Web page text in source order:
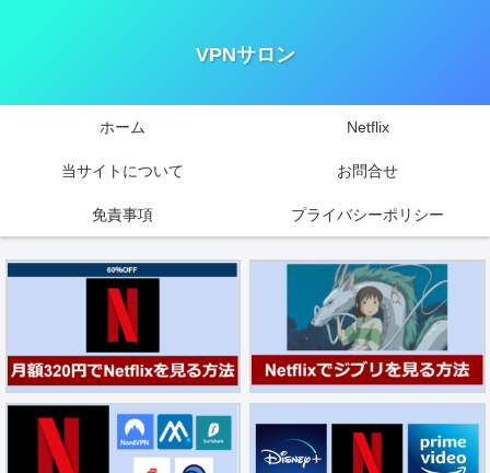
VPNサロン
ホーム Netflix
当サイトについて お問合せ
免責事項 プライバシーポリシー